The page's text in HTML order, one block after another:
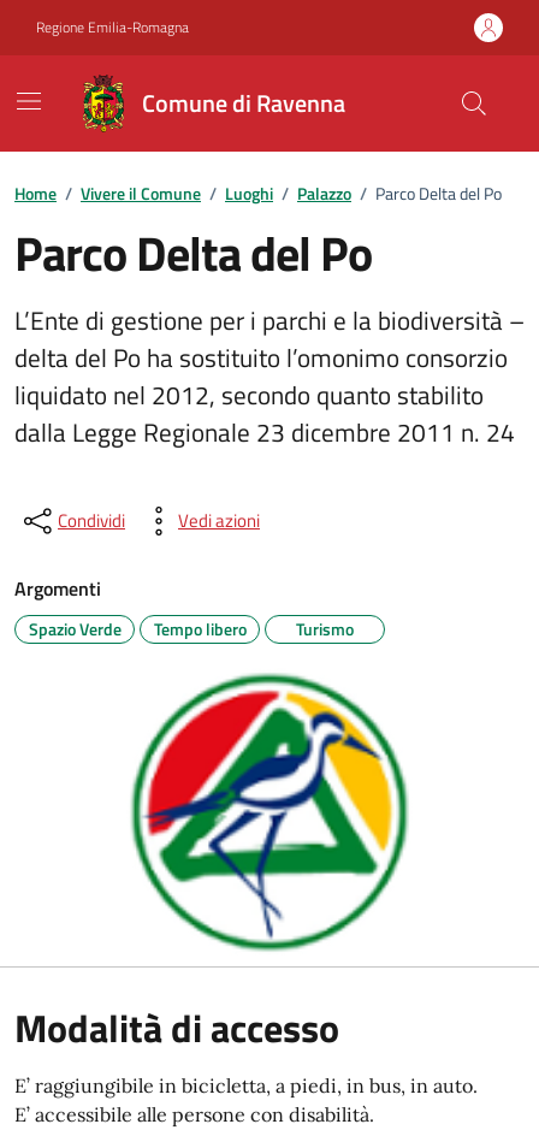
Regione Emilia-Romagna
Comune di Ravenna
Home / Vivere il Comune / Luoghi / Palazzo / Parco Delta del Po
Parco Delta del Po
L’Ente di gestione per i parchi e la biodiversità –
delta del Po ha sostituito l’omonimo consorzio
liquidato nel 2012, secondo quanto stabilito
dalla Legge Regionale 23 dicembre 2011 n. 24
Condividi Vedi azioni
Argomenti
Spazio Verde Tempo libero Turismo
Modalità di accesso
E’ raggiungibile in bicicletta, a piedi, in bus, in auto.
E’ accessibile alle persone con disabilità.